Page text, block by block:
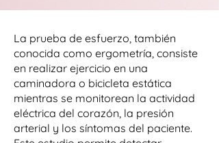
La prueba de esfuerzo, también
conocida como ergometría, consiste
en realizar ejercicio en una
caminadora o bicicleta estática
mientras se monitorean la actividad
eléctrica del corazón, la presión
arterial y los síntomas del paciente.